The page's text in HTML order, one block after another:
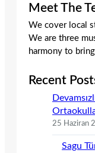
Meet The
We cover local
We are three
harmony to
Recent
25 Haziran
Sagu